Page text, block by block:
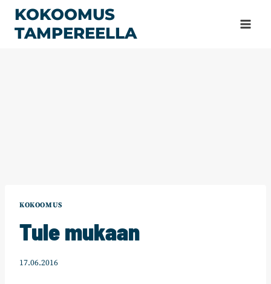
Siirry
sisältöön
KOKOOMUS
TAMPEREELLA
KOKOOMUS
Tule mukaan
17.06.2016